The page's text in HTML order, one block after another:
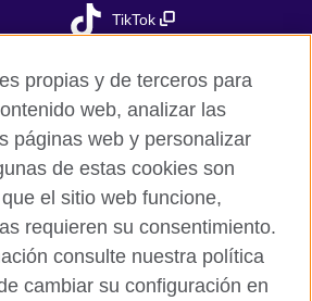
TikTok
propias y de terceros para
web, analizar las
páginas web y personalizar
de estas cookies son
el sitio web funcione,
requieren su consentimiento.
consulte nuestra política
cambiar su configuración en